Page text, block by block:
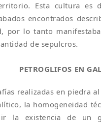
Esta cultura es
encontrados
por lo tanto
de sepulcros.
PETROGLIFOS EN
realizadas en piedra
la homogeneidad
la existencia de un